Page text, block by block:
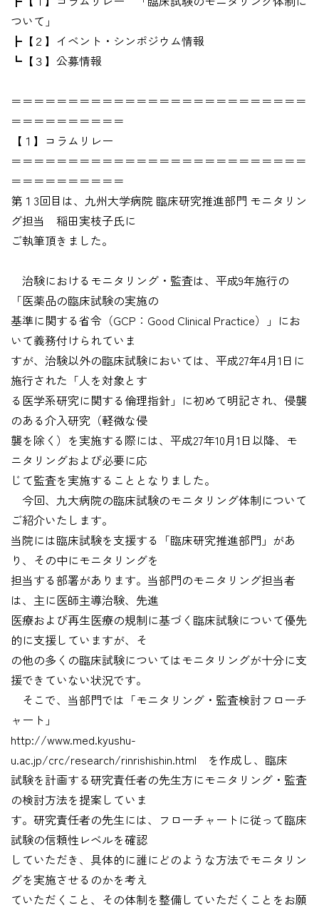
ついて」
┣【２】イベント・シンポジウム情報
┗【３】公募情報
＝＝＝＝＝＝＝＝＝＝＝＝＝＝＝＝＝＝＝＝＝＝＝＝＝＝
＝＝＝＝＝＝＝＝＝＝
【１】コラムリレー
＝＝＝＝＝＝＝＝＝＝＝＝＝＝＝＝＝＝＝＝＝＝＝＝＝＝
＝＝＝＝＝＝＝＝＝＝
第１3回目は、九州大学病院 臨床研究推進部門 モニタリン
グ担当 稲田実枝子氏に
ご執筆頂きました。
治験におけるモニタリング・監査は、平成9年施行の
「医薬品の臨床試験の実施の
基準に関する省令（GCP：Good Clinical Practice）」にお
いて義務付けられていま
すが、治験以外の臨床試験においては、平成27年4月1日に
施行された「人を対象とす
る医学系研究に関する倫理指針」に初めて明記され、侵襲
のある介入研究（軽微な侵
襲を除く）を実施する際には、平成27年10月1日以降、モ
ニタリングおよび必要に応
じて監査を実施することとなりました。
今回、九大病院の臨床試験のモニタリング体制について
ご紹介いたします。
当院には臨床試験を支援する「臨床研究推進部門」があ
り、その中にモニタリングを
担当する部署があります。当部門のモニタリング担当者
は、主に医師主導治験、先進
医療および再生医療の規制に基づく臨床試験について優先
的に支援していますが、そ
の他の多くの臨床試験についてはモニタリングが十分に支
援できていない状況です。
そこで、当部門では「モニタリング・監査検討フローチ
ャート」
http://www.med.kyushu-
u.ac.jp/crc/research/rinrishishin.html を作成し、臨床
試験を計画する研究責任者の先生方にモニタリング・監査
の検討方法を提案していま
す。研究責任者の先生には、フローチャートに従って臨床
試験の信頼性レベルを確認
していただき、具体的に誰にどのような方法でモニタリン
グを実施させるのかを考え
ていただくこと、その体制を整備していただくことをお願